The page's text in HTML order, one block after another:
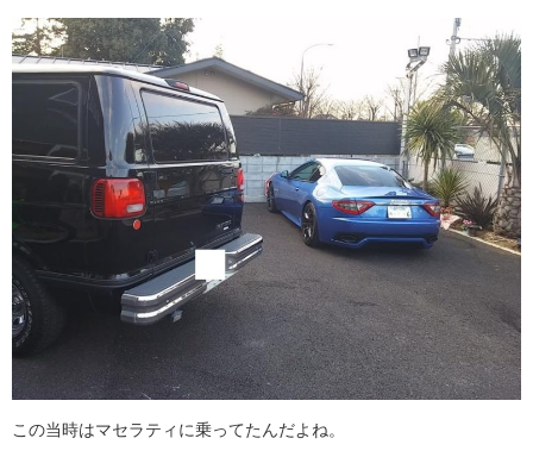
この当時はマセラティに乗ってたんだよね。